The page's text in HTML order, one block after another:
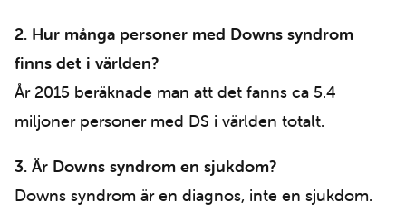
2. Hur många personer med Downs syndrom
finns det i världen?
År 2015 beräknade man att det fanns ca 5.4
miljoner personer med DS i världen totalt.
3. Är Downs syndrom en sjukdom?
Downs syndrom är en diagnos, inte en sjukdom.